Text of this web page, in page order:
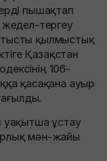
пышақтап
тергеу
қылмыстық
Қазақстан
106-
қасақана ауыр
уақытша ұстау
мән-жайы